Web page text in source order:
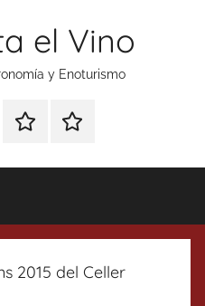
el Vino
y Enoturismo
RankingContacto
2015 del Celler